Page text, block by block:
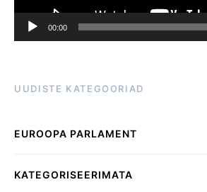
00:00
UUDISTE KATEGOORIAD
EUROOPA PARLAMENT
KATEGORISEERIMATA